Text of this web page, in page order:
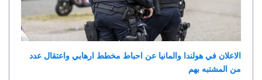
الاعلان في هولندا والمانيا عن احباط مخطط ارهابي واعتقال عدد
من المشتبه بهم